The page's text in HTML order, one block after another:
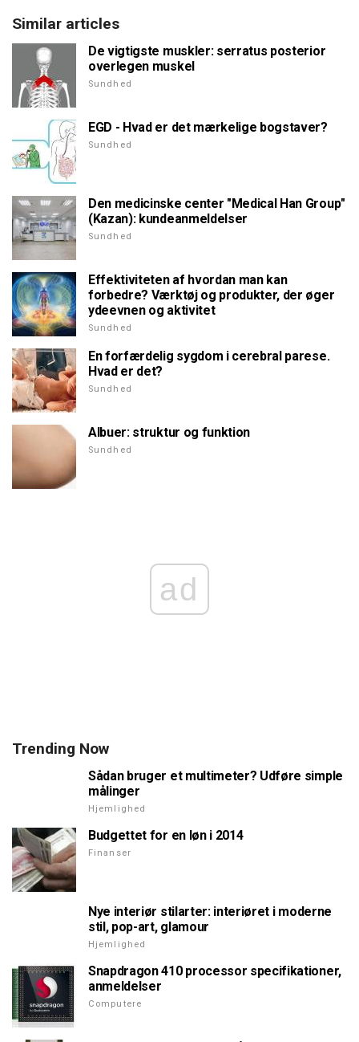
Similar articles
De vigtigste muskler: serratus posterior
overlegen muskel
Sundhed
EGD - Hvad er det mærkelige bogstaver?
Sundhed
Den medicinske center "Medical Han Group"
(Kazan): kundeanmeldelser
Sundhed
Effektiviteten af hvordan man kan
forbedre? Værktøj og produkter, der øger
ydeevnen og aktivitet
Sundhed
En forfærdelig sygdom i cerebral parese.
Hvad er det?
Sundhed
Albuer: struktur og funktion
Sundhed
ad
Trending Now
Sådan bruger et multimeter? Udføre simple
målinger
Hjemlighed
Budgettet for en løn i 2014
Finanser
Nye interiør stilarter: interiøret i moderne
stil, pop-art, glamour
Hjemlighed
Snapdragon 410 processor specifikationer,
anmeldelser
Computere